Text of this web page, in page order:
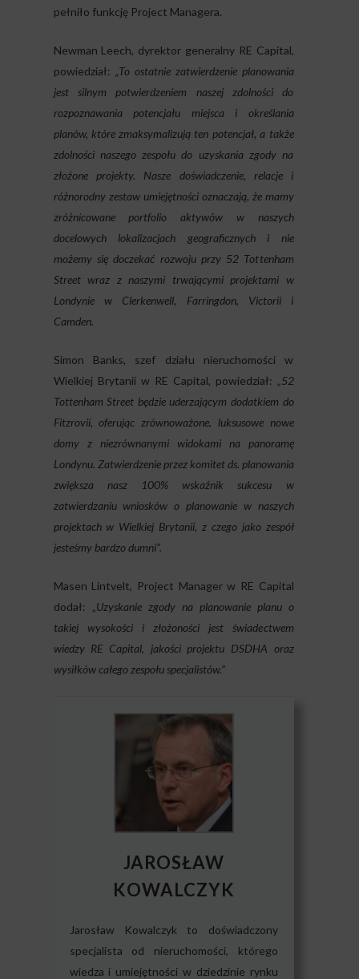
pełniło funkcję Project Managera.
Newman Leech, dyrektor generalny RE Capital,
powiedział: „To ostatnie zatwierdzenie planowania
jest silnym potwierdzeniem naszej zdolności do
rozpoznawania potencjału miejsca i określania
planów, które zmaksymalizują ten potencjał, a także
zdolności naszego zespołu do uzyskania zgody na
złożone projekty. Nasze doświadczenie, relacje i
różnorodny zestaw umiejętności oznaczają, że mamy
zróżnicowane portfolio aktywów w naszych
docelowych lokalizacjach geograficznych i nie
możemy się doczekać rozwoju przy 52 Tottenham
Street wraz z naszymi trwającymi projektami w
Londynie w Clerkenwell, Farringdon, Victorii i
Camden.
Simon Banks, szef działu nieruchomości w
Wielkiej Brytanii w RE Capital, powiedział:
„52
Tottenham Street będzie uderzającym dodatkiem do
Fitzrovii, oferując zrównoważone, luksusowe nowe
domy z niezrównanymi widokami na panoramę
Londynu. Zatwierdzenie przez komitet ds. planowania
zwiększa nasz 100% wskaźnik sukcesu w
zatwierdzaniu wniosków o planowanie w naszych
projektach w Wielkiej Brytanii, z czego jako zespół
jesteśmy bardzo dumni”.
Masen Lintvelt, Project Manager w RE Capital
dodał: „Uzyskanie zgody na planowanie planu o
takiej wysokości i złożoności jest świadectwem
wiedzy RE Capital, jakości projektu DSDHA oraz
wysiłków całego zespołu specjalistów.”
JAROSŁAW
KOWALCZYK
Jarosław Kowalczyk to doświadczony
specjalista od nieruchomości, którego
wiedza i umiejętności w dziedzinie rynku